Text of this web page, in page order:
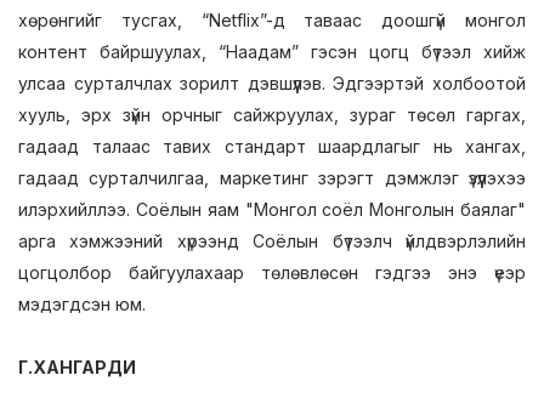
хөрөнгийг тусгах, “Netflix”-д таваас доошгүй монгол
контент байршуулах, “Наадам” гэсэн цогц бүтээл хийж
улсаа сурталчлах зорилт дэвшүүлэв. Эдгээртэй холбоотой
хууль, эрх зүйн орчныг сайжруулах, зураг төсөл гаргах,
гадаад талаас тавих стандарт шаардлагыг нь хангах,
гадаад сурталчилгаа, маркетинг зэрэгт дэмжлэг үзүүлэхээ
илэрхийллээ. Соёлын яам "Монгол соёл Монголын баялаг"
арга хэмжээний хүрээнд Соёлын бүтээлч үйлдвэрлэлийн
цогцолбор байгуулахаар төлөвлөсөн гэдгээ энэ үеэр
мэдэгдсэн юм.
Г.ХАНГАРДИ